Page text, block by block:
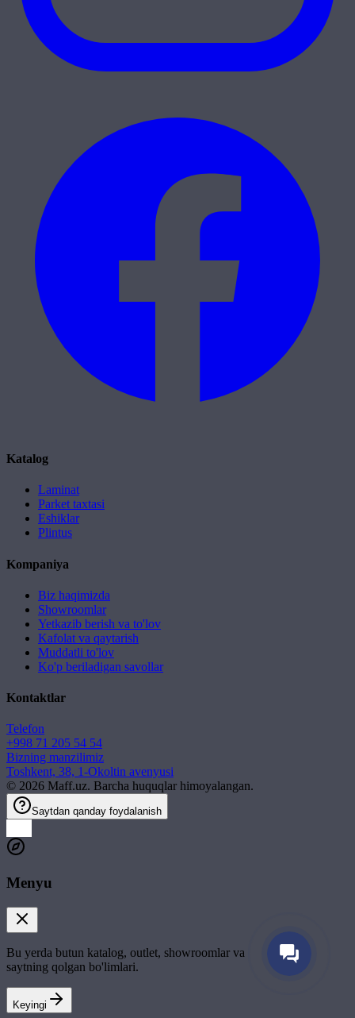
Katalog
Laminat
Parket taxtasi
Eshiklar
Plintus
Kompaniya
Biz haqimizda
Showroomlar
Yetkazib berish va to'lov
Kafolat va qaytarish
Muddatli to'lov
Ko'p beriladigan savollar
Kontaktlar
Telefon
+998 71 205 54 54
Bizning manzilimiz
Toshkent, 38, 1-Okoltin avenyusi
© 2026 Maff.uz. Barcha huquqlar himoyalangan.
Saytdan qanday foydalanish
Menyu
Bu yerda butun katalog, outlet, showroomlar va
saytning qolgan bo'limlari.
Keyingi